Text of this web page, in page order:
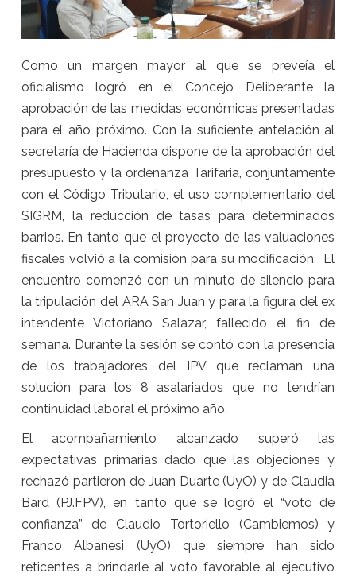
Como un margen mayor al que se preveía el
oficialismo logró en el Concejo Deliberante la
aprobación de las medidas económicas presentadas
para el año próximo. Con la suficiente antelación al
secretaría de Hacienda dispone de la aprobación del
presupuesto y la ordenanza Tarifaria, conjuntamente
con el Código Tributario, el uso complementario del
SIGRM, la reducción de tasas para determinados
barrios. En tanto que el proyecto de las valuaciones
fiscales volvió a la comisión para su modificación. El
encuentro comenzó con un minuto de silencio para
la tripulación del ARA San Juan y para la figura del ex
intendente Victoriano Salazar, fallecido el fin de
semana. Durante la sesión se contó con la presencia
de los trabajadores del IPV que reclaman una
solución para los 8 asalariados que no tendrían
continuidad laboral el próximo año.
El acompañamiento alcanzado superó las
expectativas primarias dado que las objeciones y
rechazó partieron de Juan Duarte (UyO) y de Claudia
Bard (PJ.FPV), en tanto que se logró el “voto de
confianza” de Claudio Tortoriello (Cambiemos) y
Franco Albanesi (UyO) que siempre han sido
reticentes a brindarle al voto favorable al ejecutivo